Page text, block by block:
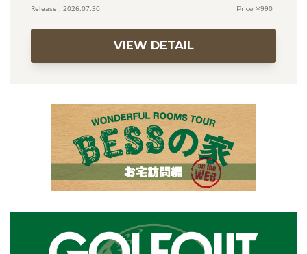
2026.07.30 990
VIEW DETAIL